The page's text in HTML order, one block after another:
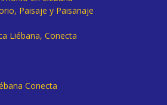
Paisaje y Paisanaje
Liébana, Conecta
Conecta